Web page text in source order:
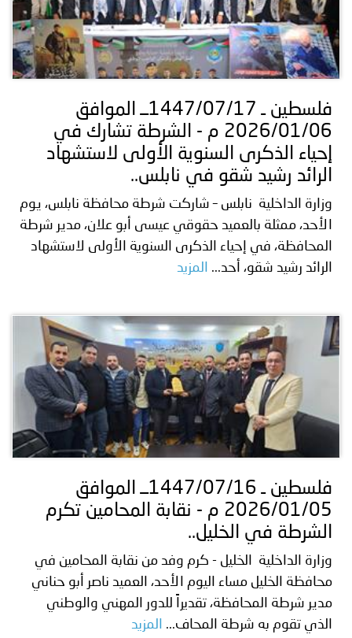
فلسطين ـ 1447/07/17ــ الموافق
2026/01/06 م - الشرطة تشارك في
إحياء الذكرى السنوية الأولى لاستشهاد
الرائد رشيد شقو في نابلس..
وزارة الداخلية نابلس – شاركت شرطة محافظة نابلس، يوم
الأحد، ممثلة بالعميد حقوقي عيسى أبو علان، مدير شرطة
المحافظة، في إحياء الذكرى السنوية الأولى لاستشهاد
الرائد رشيد شقو، أحد...
المزيد
فلسطين ـ 1447/07/16ــ الموافق
2026/01/05 م - نقابة المحامين تكرم
الشرطة في الخليل..
وزارة الداخلية الخليل - كرم وفد من نقابة المحامين في
محافظة الخليل مساء اليوم الأحد، العميد ناصر أبو حناني
مدير شرطة المحافظة، تقديراً للدور المهني والوطني
الذي تقوم به شرطة المحاف...
المزيد